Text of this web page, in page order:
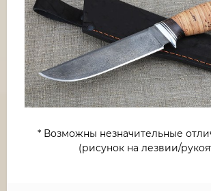
* Возможны незначительные
(рисунок на лезвии/